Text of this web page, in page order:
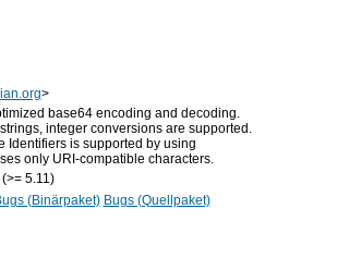
>
base64 encoding and decoding.
integer conversions are supported.
Identifiers is supported by using
only URI-compatible characters.
5.11)
(Binärpaket) Bugs (Quellpaket)